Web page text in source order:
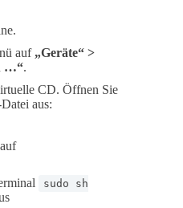
auf „Geräte“ >
…“.
CD. Öffnen Sie
aus:
sudo sh